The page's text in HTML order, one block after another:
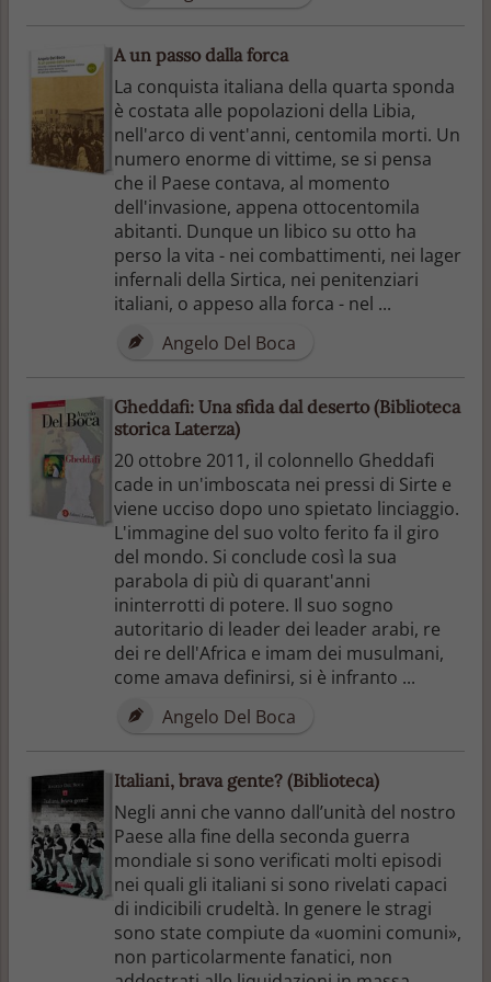
A un passo dalla forca
La conquista italiana della quarta sponda
è costata alle popolazioni della Libia,
nell'arco di vent'anni, centomila morti. Un
numero enorme di vittime, se si pensa
che il Paese contava, al momento
dell'invasione, appena ottocentomila
abitanti. Dunque un libico su otto ha
perso la vita - nei combattimenti, nei lager
infernali della Sirtica, nei penitenziari
italiani, o appeso alla forca - nel ...
Angelo Del Boca
Gheddafi: Una sfida dal deserto (Biblioteca
storica Laterza)
20 ottobre 2011, il colonnello Gheddafi
cade in un'imboscata nei pressi di Sirte e
viene ucciso dopo uno spietato linciaggio.
L'immagine del suo volto ferito fa il giro
del mondo. Si conclude così la sua
parabola di più di quarant'anni
ininterrotti di potere. Il suo sogno
autoritario di leader dei leader arabi, re
dei re dell'Africa e imam dei musulmani,
come amava definirsi, si è infranto ...
Angelo Del Boca
Italiani, brava gente? (Biblioteca)
Negli anni che vanno dall’unità del nostro
Paese alla fine della seconda guerra
mondiale si sono verificati molti episodi
nei quali gli italiani si sono rivelati capaci
di indicibili crudeltà. In genere le stragi
sono state compiute da «uomini comuni»,
non particolarmente fanatici, non